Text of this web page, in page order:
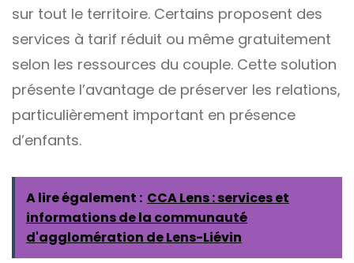
sur tout le territoire. Certains proposent des
services à tarif réduit ou même gratuitement
selon les ressources du couple. Cette solution
présente l’avantage de préserver les relations,
particulièrement important en présence
d’enfants.
A lire également : CCA Lens : services et
informations de la communauté
d'agglomération de Lens-Liévin